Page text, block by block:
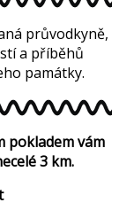
průvodkyně,
a příběhů
památky.
pokladem vám
3 km.